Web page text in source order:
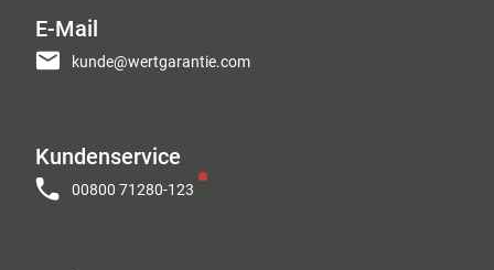
E-Mail
kunde@wertgarantie.com
Kundenservice
00800 71280-123